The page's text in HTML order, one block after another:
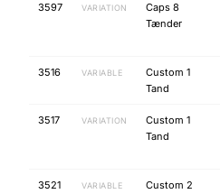
3597 VARIATION
Caps 8
Tænder
3516 VARIABLE
Custom 1
Tand
3517 VARIATION
Custom 1
Tand
3521 VARIABLE
Custom 2